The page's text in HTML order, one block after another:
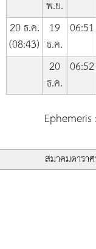
พ.ย.
20 ธ.ค.
(08:43)
19
ธ.ค.
06:51
20
ธ.ค.
06:52
Ephemeris
สมาคมดารา